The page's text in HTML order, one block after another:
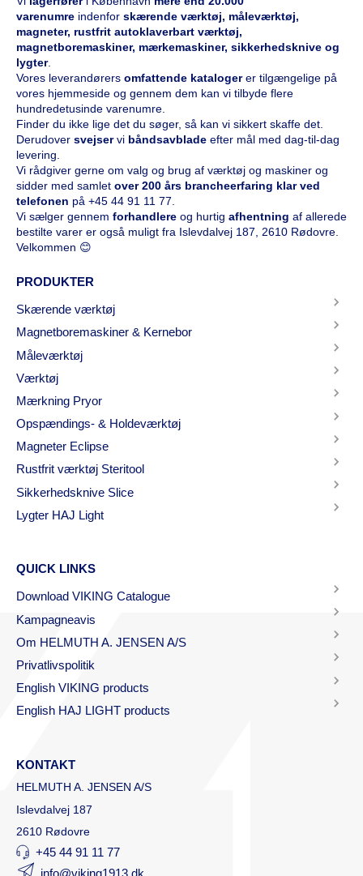
varenumre indenfor skærende værktøj, måleværktøj,
magneter, rustfrit autoklaverbart værktøj,
magnetboremaskiner, mærkemaskiner, sikkerhedsknive og
lygter.
Vores leverandørers omfattende katalogerer tilgængelige på
vores hjemmeside og gennem dem kan vi tilbyde flere
hundredetusinde varenumre.
Finder du ikke lige det du søger, så kan vi sikkert skaffe det.
Derudover svejservi båndsavblade efter mål med dag-til-dag
levering.
Vi rådgiver gerne om valg og brug af værktøj og maskiner og
sidder med samlet over 200 års brancheerfaring klar ved
telefonen på +45 44 91 11 77
Vi sælger gennem forhandlere og hurtig afhentning af allerede
bestilte varer er også muligt fra Islevdalvej 187, 2610 Rødovre.
Velkommen 😊
PRODUKTER
Skærende værktøj
Magnetboremaskiner & Kernebor
Måleværktøj
Værktøj
Mærkning Pryor
Opspændings- & Holdeværktøj
Magneter Eclipse
Rustfrit værktøj Steritool
Sikkerhedsknive Slice
Lygter HAJ Light
QUICK LINKS
Download VIKING Catalogue
Kampagneavis
Om HELMUTH A. JENSEN A/S
Privatlivspolitik
English VIKING products
English HAJ LIGHT products
KONTAKT
HELMUTH A. JENSEN A/S
Islevdalvej 187
2610 Rødovre
+45 44 91 11 77